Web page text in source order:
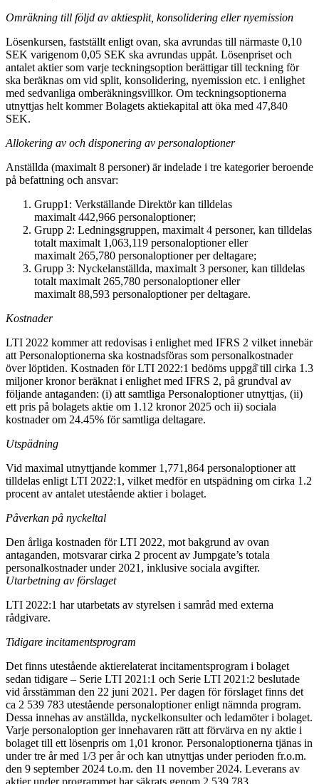
Omräkning till följd av aktiesplit, konsolidering eller nyemission
Lösenkursen, fastställt enligt ovan, ska avrundas till närmaste 0,10
SEK varigenom 0,05 SEK ska avrundas uppåt. Lösenpriset och
antalet aktier som varje teckningsoption berättigar till teckning för
ska beräknas om vid split, konsolidering, nyemission etc. i enlighet
med sedvanliga omberäkningsvillkor. Om teckningsoptionerna
utnyttjas helt kommer Bolagets aktiekapital att öka med 47,840
SEK.
Allokering av och disponering av personaloptioner
Anställda (maximalt 8 personer) är indelade i tre kategorier beroende
på befattning och ansvar:
Grupp1: Verkställande Direktör kan tilldelas
maximalt 442,966 personaloptioner;
Grupp 2: Ledningsgruppen, maximalt 4 personer, kan tilldelas
totalt maximalt 1,063,119 personaloptioner eller
maximalt 265,780 personaloptioner per deltagare;
Grupp 3: Nyckelanställda, maximalt 3 personer, kan tilldelas
totalt maximalt 265,780 personaloptioner eller
maximalt 88,593 personaloptioner per deltagare.
Kostnader
LTI 2022 kommer att redovisas i enlighet med IFRS 2 vilket innebär
att Personaloptionerna ska kostnadsföras som personalkostnader
över löptiden. Kostnaden för LTI 2022:1 bedöms uppgå̊ till cirka 1.3
miljoner kronor beräknat i enlighet med IFRS 2, på grundval av
följande antaganden: (i) att samtliga Personaloptioner utnyttjas, (ii)
ett pris på bolagets aktie om 1.12 kronor 2025 och ii) sociala
kostnader om 24.45% för samtliga deltagare.
Utspädning
Vid maximal utnyttjande kommer 1,771,864 personaloptioner att
tilldelas enligt LTI 2022:1, vilket medför en utspädning om cirka 1.2
procent av antalet utestående aktier i bolaget.
Påverkan på nyckeltal
Den årliga kostnaden för LTI 2022, mot bakgrund av ovan
antaganden, motsvarar cirka 2 procent av Jumpgate’s totala
personalkostnader under 2021, inklusive sociala avgifter.
Utarbetning av förslaget
LTI 2022:1 har utarbetats av styrelsen i samråd med externa
rådgivare.
Tidigare incitamentsprogram
Det finns utestående aktierelaterat incitamentsprogram i bolaget
sedan tidigare – Serie LTI 2021:1 och Serie LTI 2021:2 beslutade
vid årsstämman den 22 juni 2021. Per dagen för förslaget finns det
ca 2 539 783 utestående personaloptioner enligt nämnda program.
Dessa innehas av anställda, nyckelkonsulter och ledamöter i bolaget.
Varje personaloption ger innehavaren rätt att förvärva en ny aktie i
bolaget till ett lösenpris om 1,01 kronor. Personaloptionerna tjänas in
under tre år med 1/3 per år och kan utnyttjas under perioden fr.o.m.
den 9 september 2024 t.o.m. den 11 november 2024. Leverans av
aktier under programmet har säkrats genom 2 539 783